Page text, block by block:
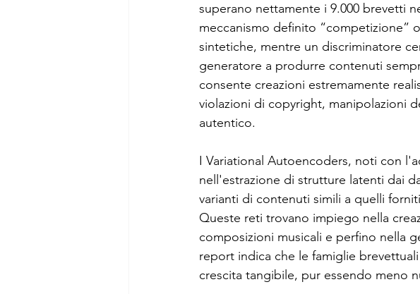
superano nettamente i 9.000 brevetti
meccanismo definito “competizione”
sintetiche, mentre un discriminatore
generatore a produrre contenuti
consente creazioni estremamente
violazioni di copyright, manipolazioni
autentico.
I Variational Autoencoders, noti con
nell'estrazione di strutture latenti dai
varianti di contenuti simili a quelli
Queste reti trovano impiego nella
composizioni musicali e perfino nella
report indica che le famiglie
crescita tangibile, pur essendo meno